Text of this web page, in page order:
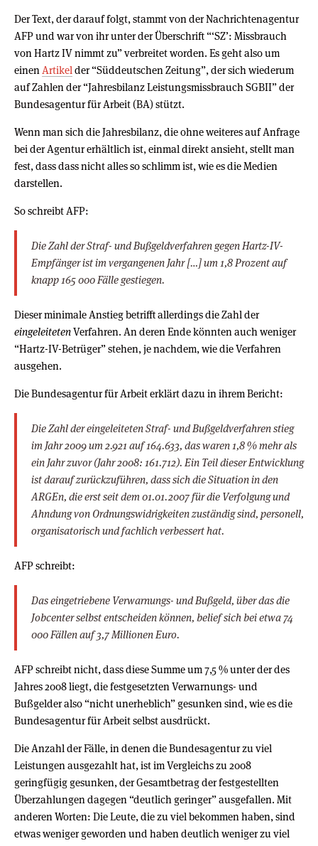
Der Text, der darauf folgt, stammt von der Nachrichtenagentur
AFP und war von ihr unter der Überschrift “‘SZ’: Missbrauch
von Hartz IV nimmt zu” verbreitet worden. Es geht also um
einen Artikel der “Süddeutschen Zeitung”, der sich wiederum
auf Zahlen der “Jahresbilanz Leistungsmissbrauch SGBII” der
Bundesagentur für Arbeit (BA) stützt.
Wenn man sich die Jahresbilanz, die ohne weiteres auf Anfrage
bei der Agentur erhältlich ist, einmal direkt ansieht, stellt man
fest, dass dass nicht alles so schlimm ist, wie es die Medien
darstellen.
So schreibt AFP:
Die Zahl der Straf- und Bußgeldverfahren gegen Hartz-IV-
Empfänger ist im vergangenen Jahr […] um 1,8 Prozent auf
knapp 165 000 Fälle gestiegen.
Dieser minimale Anstieg betrifft allerdings die Zahl der
eingeleitetenVerfahren. An deren Ende könnten auch weniger
“Hartz-IV-Betrüger” stehen, je nachdem, wie die Verfahren
ausgehen.
Die Bundesagentur für Arbeit erklärt dazu in ihrem Bericht:
Die Zahl der eingeleiteten Straf- und Bußgeldverfahren stieg
im Jahr 2009 um 2.921 auf 164.633, das waren 1,8 % mehr als
ein Jahr zuvor (Jahr 2008: 161.712). Ein Teil dieser Entwicklung
ist darauf zurückzuführen, dass sich die Situation in den
ARGEn, die erst seit dem 01.01.2007 für die Verfolgung und
Ahndung von Ordnungswidrigkeiten zuständig sind, personell,
organisatorisch und fachlich verbessert hat.
AFP schreibt:
Das eingetriebene Verwarnungs- und Bußgeld, über das die
Jobcenter selbst entscheiden können, belief sich bei etwa 74
000 Fällen auf 3,7 Millionen Euro.
AFP schreibt nicht, dass diese Summe um 7,5 % unter der des
Jahres 2008 liegt, die festgesetzten Verwarnungs- und
Bußgelder also “nicht unerheblich” gesunken sind, wie es die
Bundesagentur für Arbeit selbst ausdrückt.
Die Anzahl der Fälle, in denen die Bundesagentur zu viel
Leistungen ausgezahlt hat, ist im Vergleichs zu 2008
geringfügig gesunken, der Gesamtbetrag der festgestellten
Überzahlungen dagegen “deutlich geringer” ausgefallen. Mit
anderen Worten: Die Leute, die zu viel bekommen haben, sind
etwas weniger geworden und haben deutlich weniger zu viel